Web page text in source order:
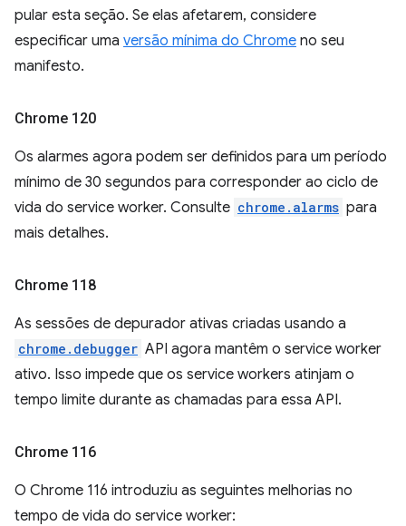
pular esta seção. Se elas afetarem, considere
especificar uma versão mínima do Chrome no seu
manifesto.
Chrome 120
Os alarmes agora podem ser definidos para um período
mínimo de 30 segundos para corresponder ao ciclo de
vida do service worker. Consulte chrome.alarms para
mais detalhes.
Chrome 118
As sessões de depurador ativas criadas usando a
chrome.debugger API agora mantêm o service worker
ativo. Isso impede que os service workers atinjam o
tempo limite durante as chamadas para essa API.
Chrome 116
O Chrome 116 introduziu as seguintes melhorias no
tempo de vida do service worker: